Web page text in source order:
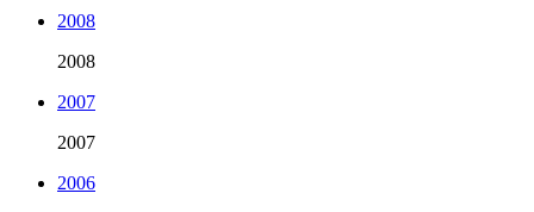
2008
2008
2007
2007
2006